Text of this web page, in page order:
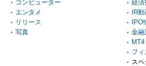
コンピューター
エンタメ
リリース
写真
経済
IR
IPO
金融
MT4
フィ
ス